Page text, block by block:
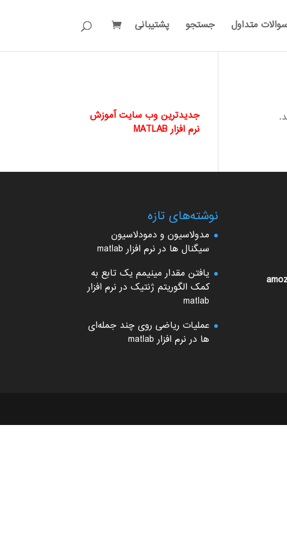
متداول جستجو پشتیبانی
جدیدترین وب سایت آموزش
نرم افزار MATLAB
نوشته‌های تازه
مدولاسیون و دمودلاسیون
سیگنال ها در نرم افزار matlab
یافتن مقدار مینیمم یک تابع به
کمک الگوریتم ژنتیک در نرم افزار
matlab
عملیات ریاضی روی چند جمله‌ای
ها در نرم افزار matlab